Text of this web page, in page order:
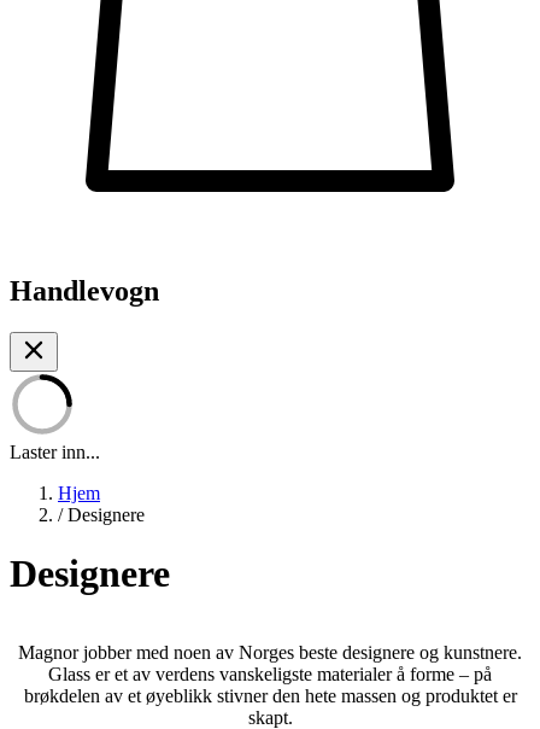
Handlevogn
Laster inn...
Hjem
/ Designere
Designere
Magnor jobber med noen av Norges beste designere og kunstnere.
Glass er et av verdens vanskeligste materialer å forme – på
brøkdelen av et øyeblikk stivner den hete massen og produktet er
skapt.